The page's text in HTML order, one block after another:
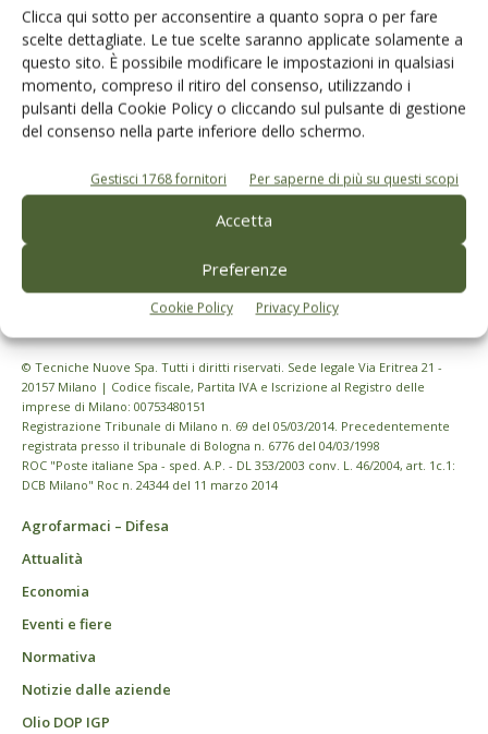
Clicca qui sotto per acconsentire a quanto sopra o per fare
scelte dettagliate. Le tue scelte saranno applicate solamente a
questo sito. È possibile modificare le impostazioni in qualsiasi
momento, compreso il ritiro del consenso, utilizzando i
pulsanti della Cookie Policy o cliccando sul pulsante di gestione
del consenso nella parte inferiore dello schermo.
Gestisci 1768 fornitori Per saperne di più su questi scopi
Accetta
Preferenze
Cookie Policy Privacy Policy
Iscriviti alle nostre newsletter
© Tecniche Nuove Spa. Tutti i diritti riservati. Sede legale Via Eritrea 21 -
20157 Milano | Codice fiscale, Partita IVA e Iscrizione al Registro delle
imprese di Milano: 00753480151
Registrazione Tribunale di Milano n. 69 del 05/03/2014. Precedentemente
registrata presso il tribunale di Bologna n. 6776 del 04/03/1998
ROC "Poste italiane Spa - sped. A.P. - DL 353/2003 conv. L. 46/2004, art. 1c.1:
DCB Milano" Roc n. 24344 del 11 marzo 2014
Agrofarmaci – Difesa
Attualità
Economia
Eventi e fiere
Normativa
Notizie dalle aziende
Olio DOP IGP